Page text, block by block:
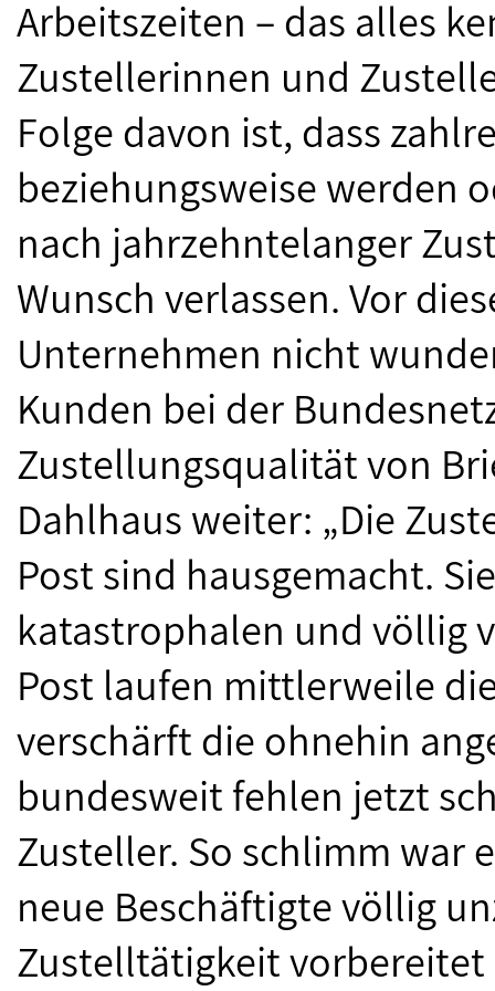
Arbeitszeiten – das alles
Zustellerinnen und
Folge davon ist, dass
beziehungsweise werden
nach jahrzehntelanger
Wunsch verlassen. Vor
Unternehmen nicht
Kunden bei der
Zustellungsqualität von
Dahlhaus weiter: „Die
Post sind hausgemacht.
katastrophalen und völlig
Post laufen mittlerweile
verschärft die ohnehin
bundesweit fehlen jetzt
Zusteller. So schlimm war
neue Beschäftigte völlig
Zustelltätigkeit vorbereitet